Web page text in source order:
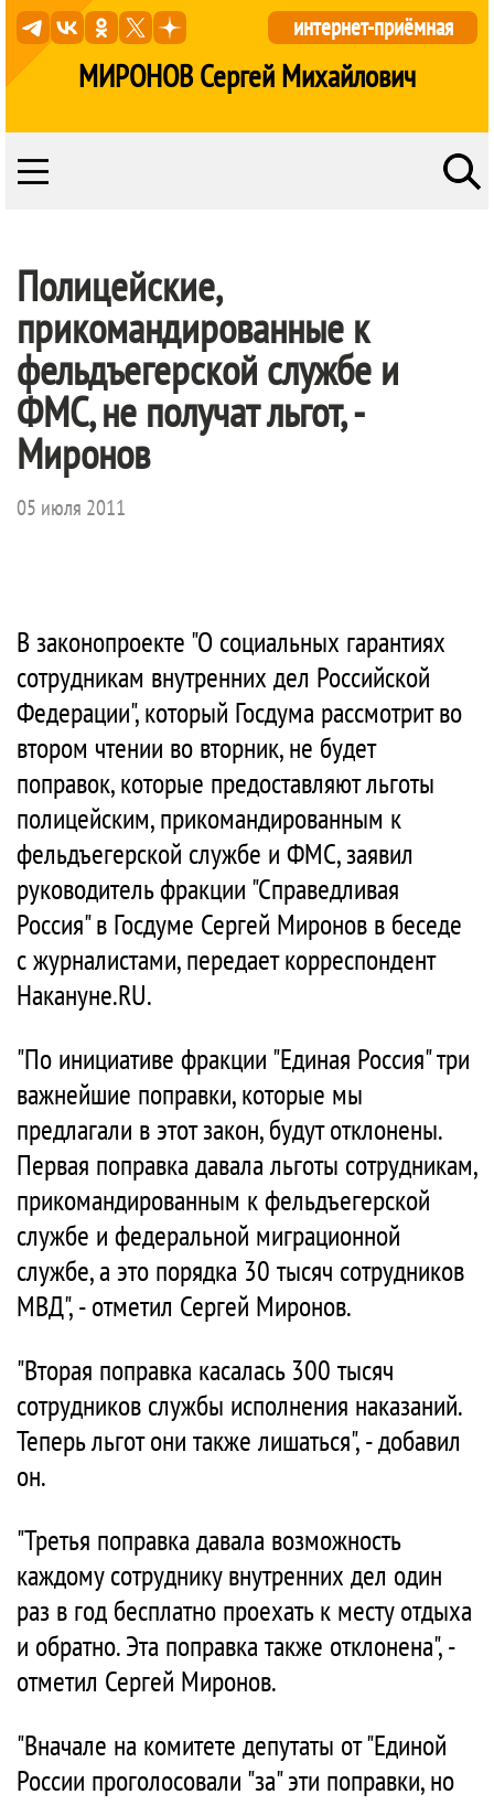
МИРОНОВ Сергей Михайлович
интернет-приёмная
Полицейские,
прикомандированные к
фельдъегерской службе и
ФМС, не получат льгот, -
Миронов
05 июля 2011
В законопроекте "О социальных гарантиях
сотрудникам внутренних дел Российской
Федерации", который Госдума рассмотрит во
втором чтении во вторник, не будет
поправок, которые предоставляют льготы
полицейским, прикомандированным к
фельдъегерской службе и ФМС, заявил
руководитель фракции "Справедливая
Россия" в Госдуме Сергей Миронов в беседе
с журналистами, передает корреспондент
Накануне.RU.
"По инициативе фракции "Единая Россия" три
важнейшие поправки, которые мы
предлагали в этот закон, будут отклонены.
Первая поправка давала льготы сотрудникам,
прикомандированным к фельдъегерской
службе и федеральной миграционной
службе, а это порядка 30 тысяч сотрудников
МВД", - отметил Сергей Миронов.
"Вторая поправка касалась 300 тысяч
сотрудников службы исполнения наказаний.
Теперь льгот они также лишаться", - добавил
он.
"Третья поправка давала возможность
каждому сотруднику внутренних дел один
раз в год бесплатно проехать к месту отдыха
и обратно. Эта поправка также отклонена", -
отметил Сергей Миронов.
"Вначале на комитете депутаты от "Единой
России проголосовали "за" эти поправки, но